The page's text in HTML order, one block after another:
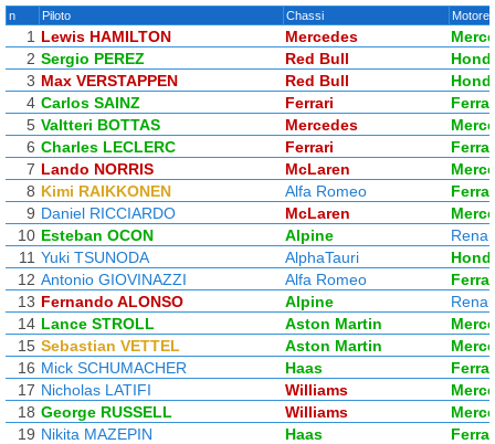
n Piloto Chassi Motore
1 Lewis HAMILTON Mercedes
2 Sergio PEREZ Red Bull
3 Max VERSTAPPEN Red Bull
4 Carlos SAINZ Ferrari
5 Valtteri BOTTAS Mercedes
6 Charles LECLERC Ferrari
7 Lando NORRIS McLaren
8 Kimi RAIKKONEN Alfa Romeo
9 Daniel RICCIARDO McLaren
10 Esteban OCON Alpine
11 Yuki TSUNODA AlphaTauri
12 Antonio GIOVINAZZI Alfa Romeo
13 Fernando ALONSO Alpine
14 Lance STROLL Aston Martin
15 Sebastian VETTEL Aston Martin
16 Mick SCHUMACHER Haas
17 Nicholas LATIFI Williams
18 George RUSSELL Williams
19 Nikita MAZEPIN Haas